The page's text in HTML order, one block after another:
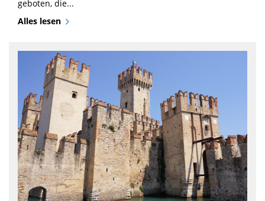
geboten, die...
Alles lesen